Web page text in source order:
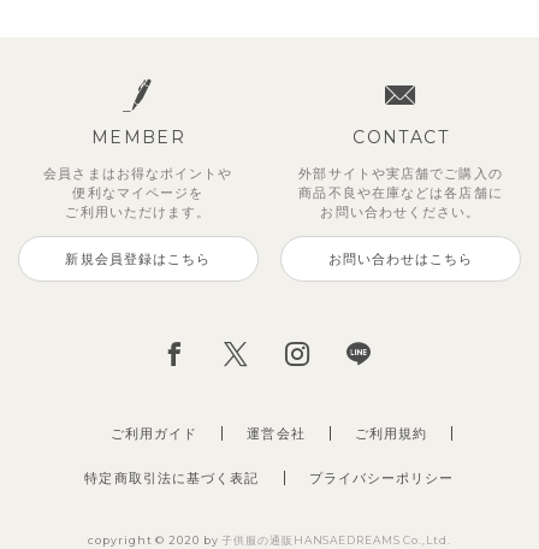
&パンツ
ンツ
3,300
（税込）
ャツ＆パン
MEMBER
会員さまはお得なポイントや
便利な マイページを
ご利用いただけます。
新規会員登録はこちら
CONTACT
外部サイトや実店舗でご購入の
商品不良や在庫などは各店舗に
お問い合わせください。
お問い合わせはこちら
ご利用ガイド 運営会社
特定商取引法に基づく表記 プライバシーポリシー
ご利用規約
copyright © 2020 by子供服の通販HANSAEDREAMS Co.,Ltd.